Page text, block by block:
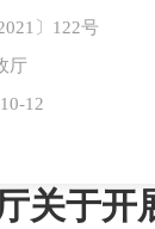
〕122号
厅
12
关于开